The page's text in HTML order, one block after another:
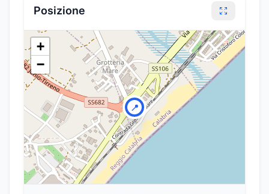
Posizione
📍
+
−